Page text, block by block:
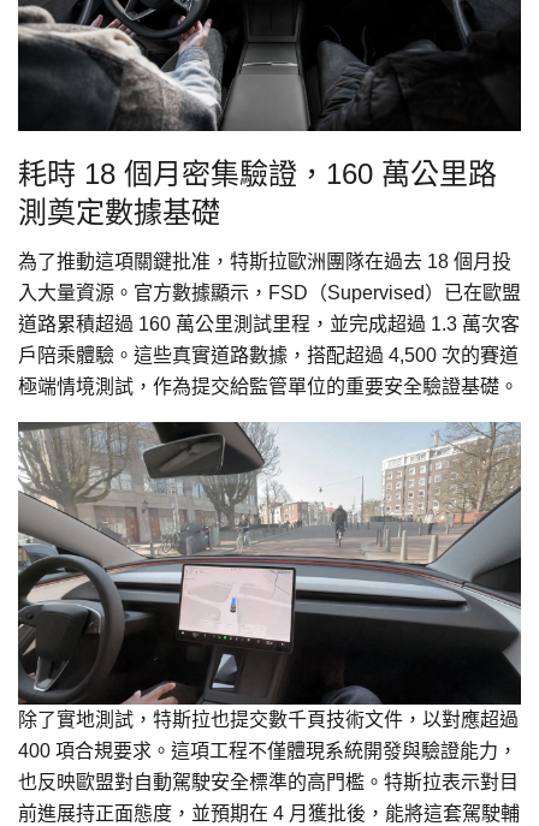
耗時 18 個月密集驗證，160 萬公里路
測奠定數據基礎
為了推動這項關鍵批准，特斯拉歐洲團隊在過去 18 個月投
入大量資源。官方數據顯示，FSD（Supervised）已在歐盟
道路累積超過 160 萬公里測試里程，並完成超過 1.3 萬次客
戶陪乘體驗。這些真實道路數據，搭配超過 4,500 次的賽道
極端情境測試，作為提交給監管單位的重要安全驗證基礎。
除了實地測試，特斯拉也提交數千頁技術文件，以對應超過
400 項合規要求。這項工程不僅體現系統開發與驗證能力，
也反映歐盟對自動駕駛安全標準的高門檻。特斯拉表示對目
前進展持正面態度，並預期在 4 月獲批後，能將這套駕駛輔